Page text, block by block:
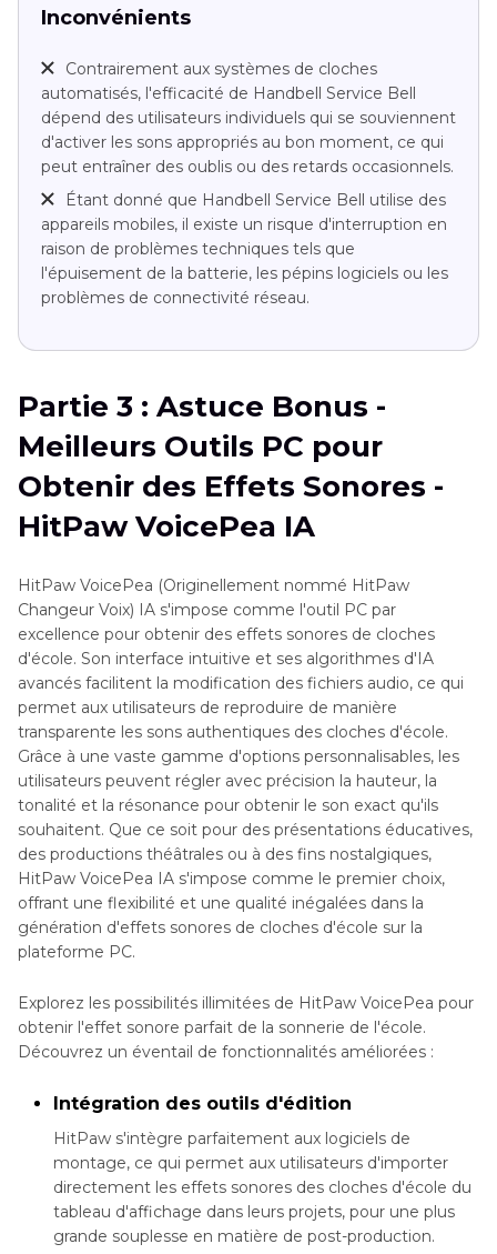
Inconvénients
Contrairement aux systèmes de cloches
automatisés, l'efficacité de Handbell Service Bell
dépend des utilisateurs individuels qui se souviennent
d'activer les sons appropriés au bon moment, ce qui
peut entraîner des oublis ou des retards occasionnels.
Étant donné que Handbell Service Bell utilise des
appareils mobiles, il existe un risque d'interruption en
raison de problèmes techniques tels que
l'épuisement de la batterie, les pépins logiciels ou les
problèmes de connectivité réseau.
Partie 3 : Astuce Bonus -
Meilleurs Outils PC pour
Obtenir des Effets Sonores -
HitPaw VoicePea IA
HitPaw VoicePea (Originellement nommé HitPaw
Changeur Voix) IA s'impose comme l'outil PC par
excellence pour obtenir des effets sonores de cloches
d'école. Son interface intuitive et ses algorithmes d'IA
avancés facilitent la modification des fichiers audio, ce qui
permet aux utilisateurs de reproduire de manière
transparente les sons authentiques des cloches d'école.
Grâce à une vaste gamme d'options personnalisables, les
utilisateurs peuvent régler avec précision la hauteur, la
tonalité et la résonance pour obtenir le son exact qu'ils
souhaitent. Que ce soit pour des présentations éducatives,
des productions théâtrales ou à des fins nostalgiques,
HitPaw VoicePea IA s'impose comme le premier choix,
offrant une flexibilité et une qualité inégalées dans la
génération d'effets sonores de cloches d'école sur la
plateforme PC.
Explorez les possibilités illimitées de HitPaw VoicePea pour
obtenir l'effet sonore parfait de la sonnerie de l'école.
Découvrez un éventail de fonctionnalités améliorées :
Intégration des outils d'édition
HitPaw s'intègre parfaitement aux logiciels de
montage, ce qui permet aux utilisateurs d'importer
directement les effets sonores des cloches d'école du
tableau d'affichage dans leurs projets, pour une plus
grande souplesse en matière de post-production.